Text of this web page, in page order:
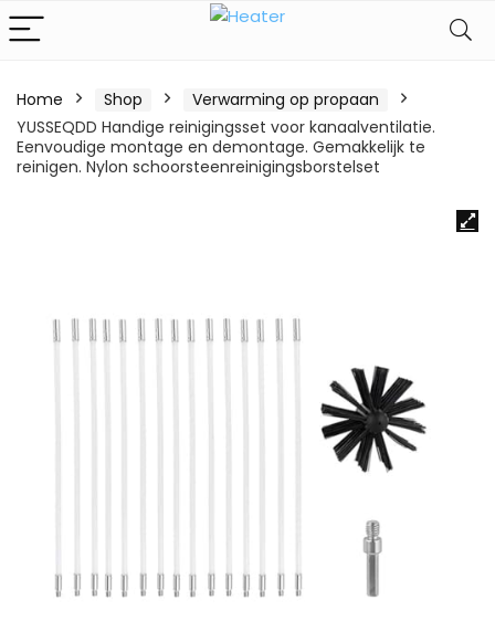
Home Shop
Verwarming op propaan
YUSSEQDD Handige reinigingsset voor kanaalventilatie.
Eenvoudige montage en demontage. Gemakkelijk te
reinigen. Nylon schoorsteenreinigingsborstelset